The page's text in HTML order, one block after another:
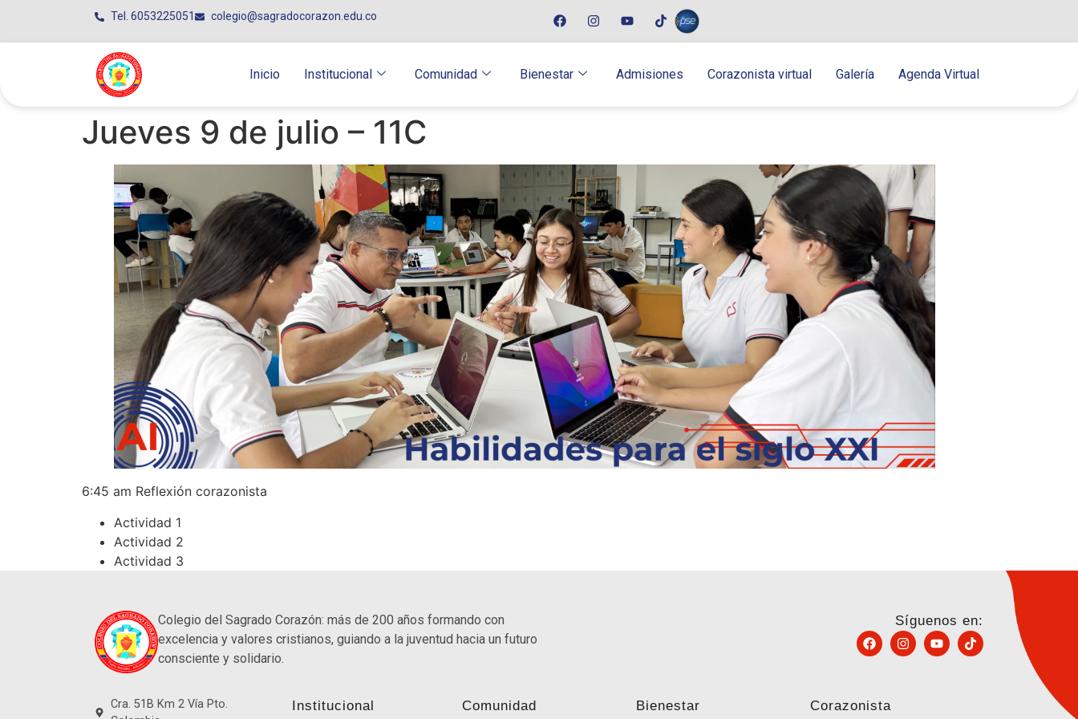
Tel. 6053225051 colegio@sagradocorazon.edu.co
Inicio Institucional Comunidad Bienestar Admisiones Corazonista virtual Galería Agenda Virtual
Jueves 9 de julio – 11C
6:45 am Reflexión corazonista
Actividad 1
Actividad 2
Actividad 3
Colegio del Sagrado Corazón: más de 200 años formando con
excelencia y valores cristianos, guiando a la juventud hacia un futuro
consciente y solidario.
Síguenos en:
Cra. 51B Km 2 Vía Pto.
Institucional
Comunidad
Bienestar
Corazonista